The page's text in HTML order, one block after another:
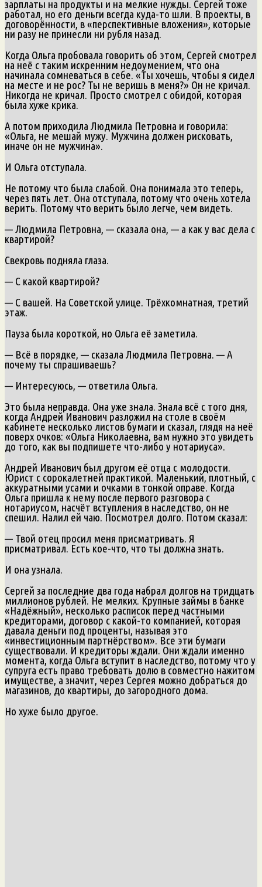
зарплаты на продукты и на мелкие нужды. Сергей тоже
работал, но его деньги всегда куда-то шли. В проекты, в
договорённости, в «перспективные вложения», которые
ни разу не принесли ни рубля назад.
Когда Ольга пробовала говорить об этом, Сергей смотрел
на неё с таким искренним недоумением, что она
начинала сомневаться в себе. «Ты хочешь, чтобы я сидел
на месте и не рос? Ты не веришь в меня?» Он не кричал.
Никогда не кричал. Просто смотрел с обидой, которая
была хуже крика.
А потом приходила Людмила Петровна и говорила:
«Ольга, не мешай мужу. Мужчина должен рисковать,
иначе он не мужчина».
И Ольга отступала.
Не потому что была слабой. Она понимала это теперь,
через пять лет. Она отступала, потому что очень хотела
верить. Потому что верить было легче, чем видеть.
— Людмила Петровна, — сказала она, — а как у вас дела с
квартирой?
Свекровь подняла глаза.
— С какой квартирой?
— С вашей. На Советской улице. Трёхкомнатная, третий
этаж.
Пауза была короткой, но Ольга её заметила.
— Всё в порядке, — сказала Людмила Петровна. — А
почему ты спрашиваешь?
— Интересуюсь, — ответила Ольга.
Это была неправда. Она уже знала. Знала всё с того дня,
когда Андрей Иванович разложил на столе в своём
кабинете несколько листов бумаги и сказал, глядя на неё
поверх очков: «Ольга Николаевна, вам нужно это увидеть
до того, как вы подпишете что-либо у нотариуса».
Андрей Иванович был другом её отца с молодости.
Юрист с сорокалетней практикой. Маленький, плотный, с
аккуратными усами и очками в тонкой оправе. Когда
Ольга пришла к нему после первого разговора с
нотариусом, насчёт вступления в наследство, он не
спешил. Налил ей чаю. Посмотрел долго. Потом сказал:
— Твой отец просил меня присматривать. Я
присматривал. Есть кое-что, что ты должна знать.
И она узнала.
Сергей за последние два года набрал долгов на тридцать
миллионов рублей. Не мелких. Крупные займы в банке
«Надёжный», несколько расписок перед частными
кредиторами, договор с какой-то компанией, которая
давала деньги под проценты, называя это
«инвестиционным партнёрством». Все эти бумаги
существовали. И кредиторы ждали. Они ждали именно
момента, когда Ольга вступит в наследство, потому что у
супруга есть право требовать долю в совместно нажитом
имуществе, а значит, через Сергея можно добраться до
магазинов, до квартиры, до загородного дома.
Но хуже было другое.